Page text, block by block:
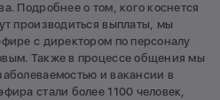
Подробнее о том, кого коснется
производиться выплаты, мы
с директором по персоналу
Также в процессе общения мы
и вакансии в
стали более 1100 человек,